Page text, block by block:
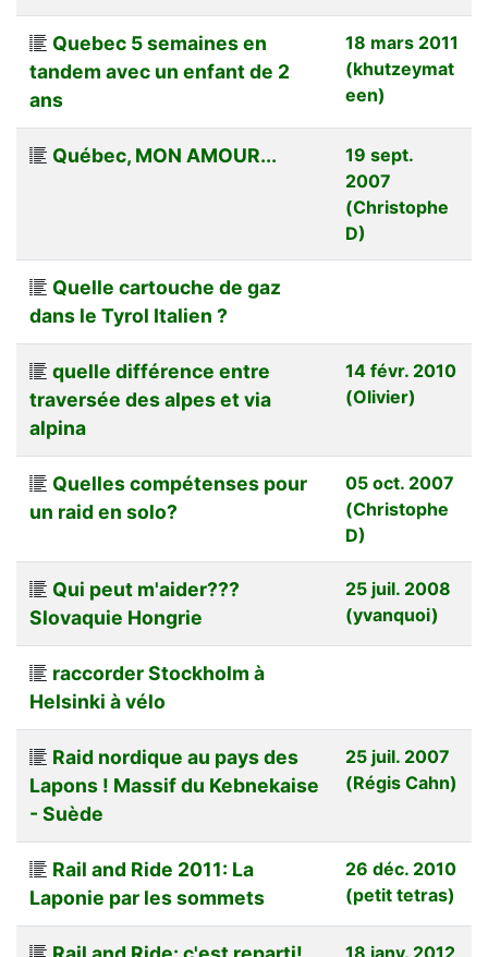
Quebec 5 semaines en
tandem avec un enfant de 2
ans
18 mars 2011
(khutzeymat
een)
Québec, MON AMOUR...
19 sept.
2007
(Christophe
D)
Quelle cartouche de gaz
dans le Tyrol Italien ?
quelle différence entre
traversée des alpes et via
alpina
14 févr. 2010
(Olivier)
Quelles compétenses pour
un raid en solo?
05 oct. 2007
(Christophe
D)
Qui peut m'aider???
Slovaquie Hongrie
25 juil. 2008
(yvanquoi)
raccorder Stockholm à
Helsinki à vélo
Raid nordique au pays des
Lapons ! Massif du Kebnekaise
- Suède
25 juil. 2007
(Régis Cahn)
Rail and Ride 2011: La
Laponie par les sommets
26 déc. 2010
(petit tetras)
18 janv. 2012